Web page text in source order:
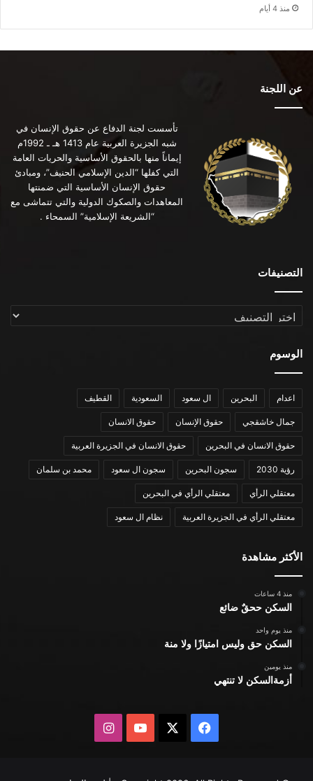
منذ 4 أيام
عن اللجنة
تأسست لجنة الدفاع عن حقوق الإنسان في
شبه الجزيرة العربية عام 1413 هـ ـ 1992م
إيماناً منها بالحقوق الأساسية والحريات العامة
التي كفلها “الدين الإسلامي الحنيف”، ومبادئ
حقوق الإنسان الأساسية التي ضمنتها
المعاهدات والصكوك الدولية والتي تتماشى مع
“الشريعة الإسلامية” السمحاء .
التصنيفات
التصنيفات
الوسوم
اعدام البحرين ال سعود السعودية القطيف
جمال خاشقجي حقوق الإنسان حقوق الانسان
حقوق الانسان في البحرين حقوق الانسان في الجزيرة العربية
رؤية 2030 سجون البحرين سجون ال سعود محمد بن سلمان
معتقلي الرأي معتقلي الرأي في البحرين
معتقلي الرأي في الجزيرة العربية نظام ال سعود
الأكثر مشاهدة
منذ 4 ساعات
السكن ححقٌ ضائع
منذ يوم واحد
السكن حق وليس امتيازًا ولا منة
منذ يومين
أزمةالسكن لا تنتهي
فيسبوك يوتيوبانستقرام